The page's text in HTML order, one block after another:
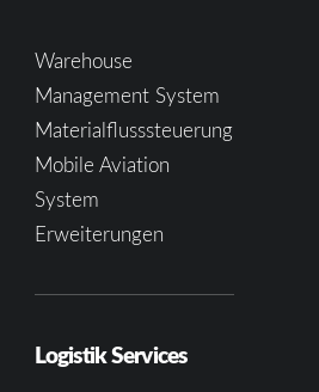
Warehouse
Management System
Materialflusssteuerung
Mobile Aviation
System
Erweiterungen
Logistik Services